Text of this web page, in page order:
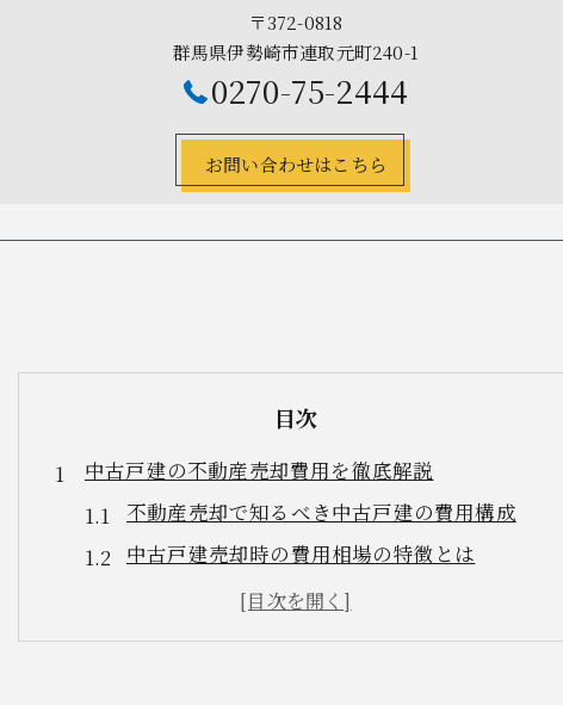
〒372-0818
群馬県伊勢崎市連取元町240-1
0270-75-2444
お問い合わせはこちら
目次
中古戸建の不動産売却費用を徹底解説
不動産売却で知るべき中古戸建の費用構成
中古戸建売却時の費用相場の特徴とは
不動産売却の費用が発生するタイミング解説
中古戸建売却で必要な諸費用一覧と注意点